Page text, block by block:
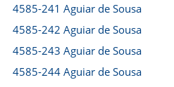
4585-241 Aguiar de Sousa
4585-242 Aguiar de Sousa
4585-243 Aguiar de Sousa
4585-244 Aguiar de Sousa